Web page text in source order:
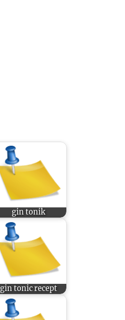
gin tonik
gin tonic recept